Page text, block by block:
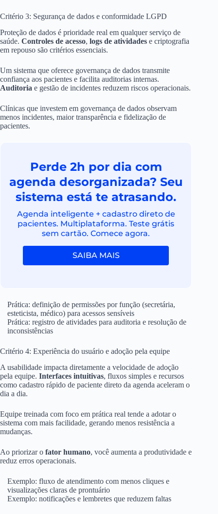
Critério 3: Segurança de dados e conformidade LGPD
Proteção de dados é prioridade real em qualquer serviço de
saúde. Controles de acesso, logs de atividades e criptografia
em repouso são critérios essenciais.
Um sistema que oferece governança de dados transmite
confiança aos pacientes e facilita auditorias internas.
Auditoria e gestão de incidentes reduzem riscos operacionais.
Clínicas que investem em governança de dados observam
menos incidentes, maior transparência e fidelização de
pacientes.
Perde 2h por dia com
agenda desorganizada? Seu
sistema está te atrasando.
Agenda inteligente + cadastro direto de
pacientes. Multiplataforma. Teste grátis
sem cartão. Comece agora.
SAIBA MAIS
Prática: definição de permissões por função (secretária,
esteticista, médico) para acessos sensíveis
Prática: registro de atividades para auditoria e resolução de
inconsistências
Critério 4: Experiência do usuário e adoção pela equipe
A usabilidade impacta diretamente a velocidade de adoção
pela equipe. Interfaces intuitivas, fluxos simples e recursos
como cadastro rápido de paciente direto da agenda aceleram o
dia a dia.
Equipe treinada com foco em prática real tende a adotar o
sistema com mais facilidade, gerando menos resistência a
mudanças.
Ao priorizar o fator humano, você aumenta a produtividade e
reduz erros operacionais.
Exemplo: fluxo de atendimento com menos cliques e
visualizações claras de prontuário
Exemplo: notificações e lembretes que reduzem faltas